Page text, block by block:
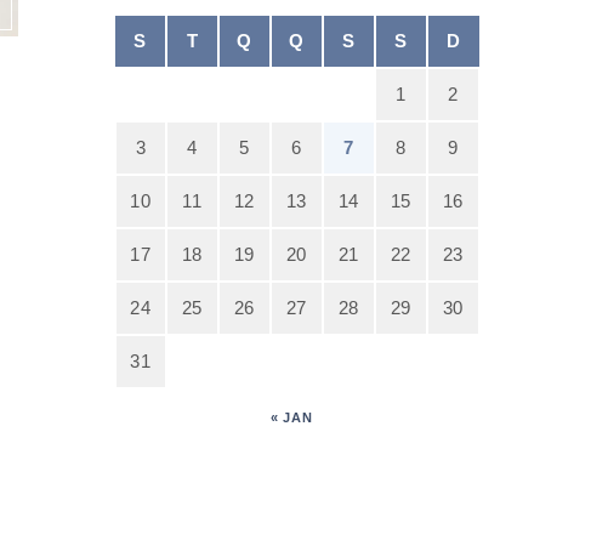
S T Q Q S S D
1 2
3 4 5 6 7 8 9
10 11 12 13 14 15 16
17 18 19 20 21 22 23
24 25 26 27 28 29 30
31
« JAN